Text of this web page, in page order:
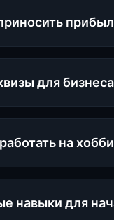
для
на
навыки для